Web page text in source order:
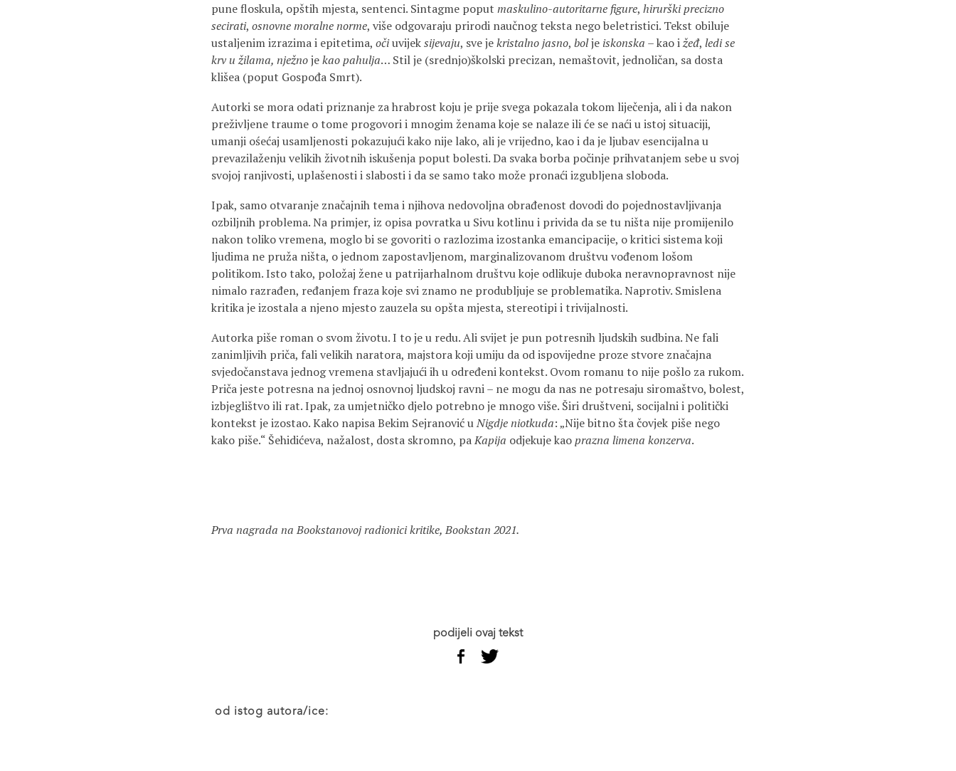
pune floskula, opštih mjesta, sentenci. Sintagme poput maskulino-autoritarne figure, hirurški precizno
secirati, osnovne moralne norme, više odgovaraju prirodi naučnog teksta nego beletristici. Tekst obiluje
ustaljenim izrazima i epitetima, očiuvijeksijevaju, sve jekristalnojasno, bolje iskonska – kao ižeđ, ledise
krv u žilama, nježnojekao pahulja… Stil je (srednjo)školski precizan, nemaštovit, jednoličan, sa dosta
klišea (poput Gospođa Smrt).
Autorki se mora odati priznanje za hrabrost koju je prije svega pokazala tokom liječenja, ali i da nakon
preživljene traume o tome progovori i mnogim ženama koje se nalaze ili će se naći u istoj situaciji,
umanji ośećaj usamljenosti pokazujući kako nije lako, ali je vrijedno, kao i da je ljubav esencijalna u
prevazilaženju velikih životnih iskušenja poput bolesti. Da svaka borba počinje prihvatanjem sebe u svoj
svojoj ranjivosti, uplašenosti i slabosti i da se samo tako može pronaći izgubljena sloboda.
Ipak, samo otvaranje značajnih tema i njihova nedovoljna obrađenost dovodi do pojednostavljivanja
ozbiljnih problema. Na primjer, iz opisa povratka u Sivu kotlinu i privida da se tu ništa nije promijenilo
nakon toliko vremena, moglo bi se govoriti o razlozima izostanka emancipacije, o kritici sistema koji
ljudima ne pruža ništa, o jednom zapostavljenom, marginalizovanom društvu vođenom lošom
politikom. Isto tako, položaj žene u patrijarhalnom društvu koje odlikuje duboka neravnopravnost nije
nimalo razrađen, ređanjem fraza koje svi znamo ne produbljuje se problematika. Naprotiv. Smislena
kritika je izostala a njeno mjesto zauzela su opšta mjesta, stereotipi i trivijalnosti.
Autorka piše roman o svom životu. I to je u redu. Ali svijet je pun potresnih ljudskih sudbina. Ne fali
zanimljivih priča, fali velikih naratora, majstora koji umiju da od ispovijedne proze stvore značajna
svjedočanstava jednog vremena stavljajući ih u određeni kontekst. Ovom romanu to nije pošlo za rukom.
Priča jeste potresna na jednoj osnovnoj ljudskoj ravni – ne mogu da nas ne potresaju siromaštvo, bolest,
izbjeglištvo ili rat. Ipak, za umjetničko djelo potrebno je mnogo više. Širi društveni, socijalni i politički
kontekst je izostao. Kako napisa Bekim Sejranović uNigdje niotkuda: „Nije bitno šta čovjek piše nego
kako piše.“ Šehidićeva, nažalost, dosta skromno, paKapija odjekuje kaoprazna limena konzerva.
Prva nagrada na Bookstanovoj radionici kritike, Bookstan 2021.
podijeli ovaj tekst
od istog autora/ice: